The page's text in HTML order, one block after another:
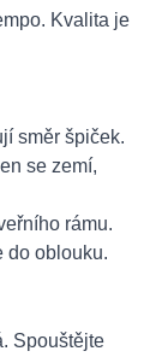
Kvalita je
směr špiček.
se zemí,
rámu.
do oblouku.
Spouštějte